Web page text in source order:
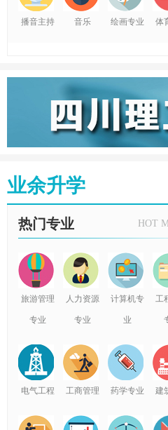
播音主持 音乐 绘画专业 体
业余升学
热门专业 HOT
旅游管理
专业
人力资源
专业
计算机专
业
工
电气工程 工商管理 药学专业 建